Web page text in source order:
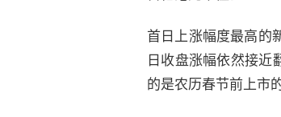
首日上涨幅度最高的
日收盘涨幅依然接近
的是农历春节前上市